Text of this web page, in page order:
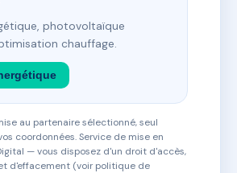
photovoltaïque
chauffage.
au partenaire sélectionné, seul
coordonnées. Service de mise en
— vous disposez d'un droit d'accès,
d'effacement (voir politique de